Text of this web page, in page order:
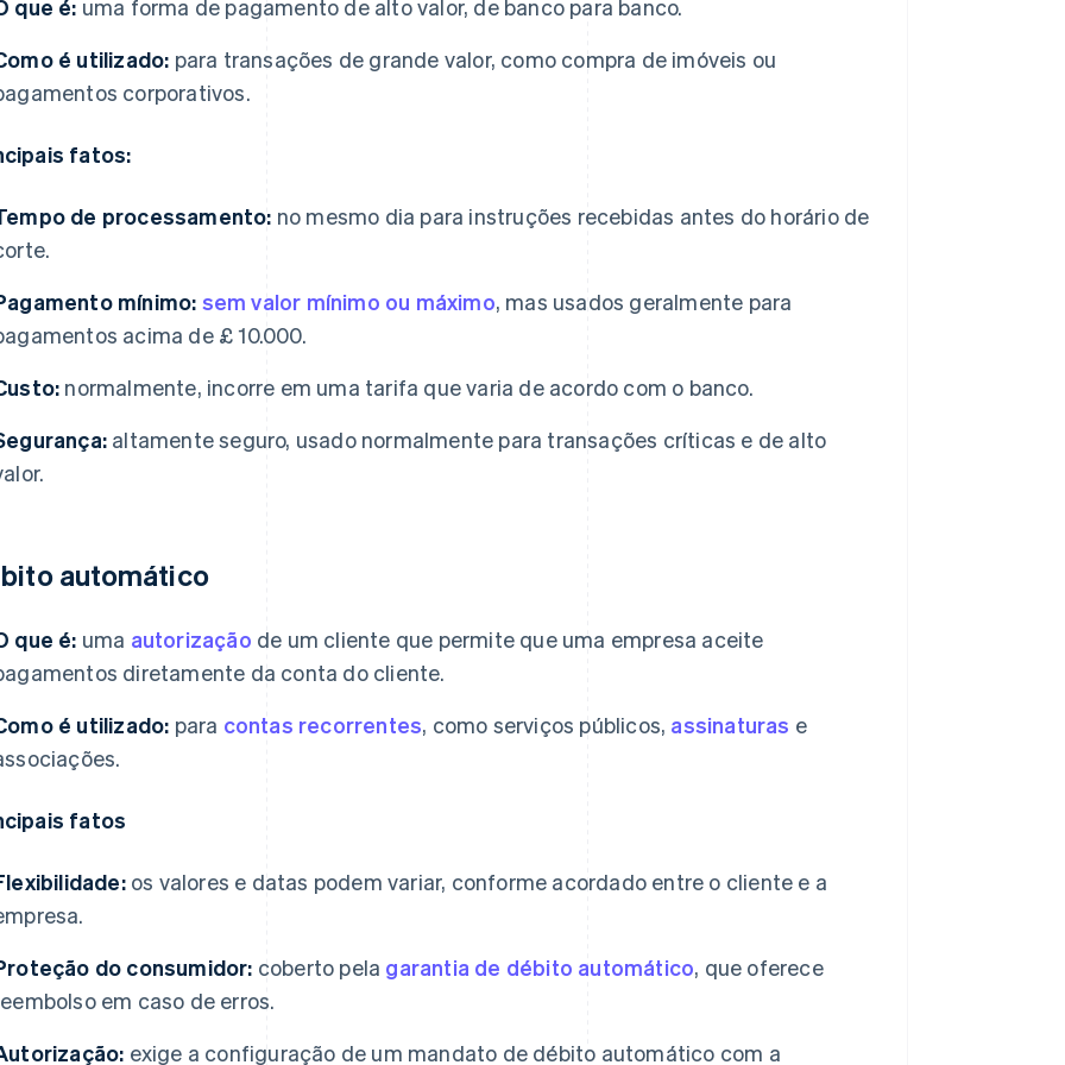
que é: uma forma de pagamento de alto valor, de banco para banco.
é utilizado: para transações de grande valor, como compra de imóveis ou
corporativos.
fatos:
de processamento: no mesmo dia para instruções recebidas antes do horário de
mínimo: sem valor mínimo ou máximo, mas usados geralmente para
acima de £ 10.000.
normalmente, incorre em uma tarifa que varia de acordo com o banco.
altamente seguro, usado normalmente para transações críticas e de alto
automático
que é: uma autorização de um cliente que permite que uma empresa aceite
diretamente da conta do cliente.
é utilizado: para contas recorrentes, como serviços públicos, assinaturas e
fatos
os valores e datas podem variar, conforme acordado entre o cliente e a
do consumidor: coberto pela garantia de débito automático, que oferece
em caso de erros.
exige a configuração de um mandato de débito automático com a